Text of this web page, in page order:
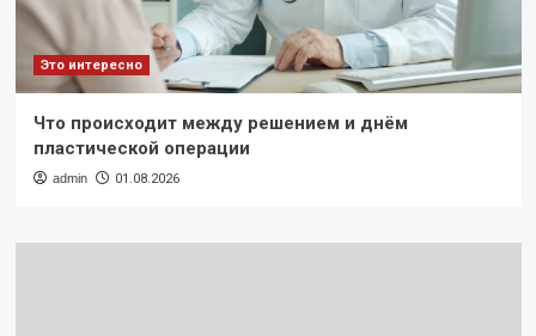
Это интересно
Что происходит между решением и днём
пластической операции
admin 01.08.2026